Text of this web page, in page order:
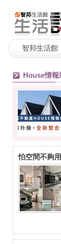
智邦生活館
House情報
怕空間不夠
間收納的創
大！